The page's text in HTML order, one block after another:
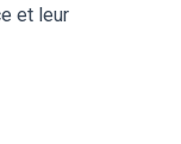
et leur